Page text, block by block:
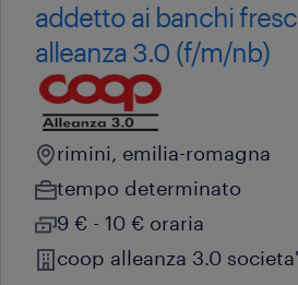
addetto ai banchi
alleanza 3.0 (f/m/nb)
rimini, emilia-romagna
tempo determinato
9 € - 10 € oraria
coop alleanza 3.0